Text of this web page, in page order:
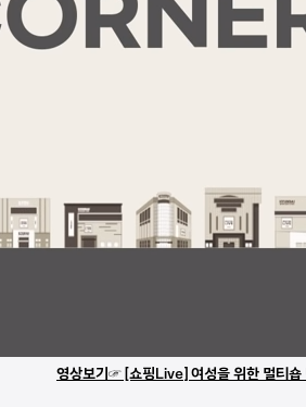
영상보기☞ [쇼핑Live] 여성을 위한 멀티숍